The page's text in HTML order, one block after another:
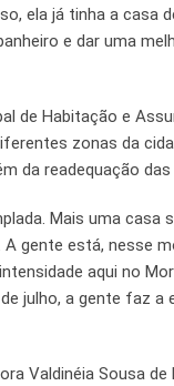
ela já tinha a
e dar uma
de Habitação e
zonas da
da readequação
Mais uma casa
gente está, nesse
aqui no
julho, a gente faz
Valdinéia Sousa